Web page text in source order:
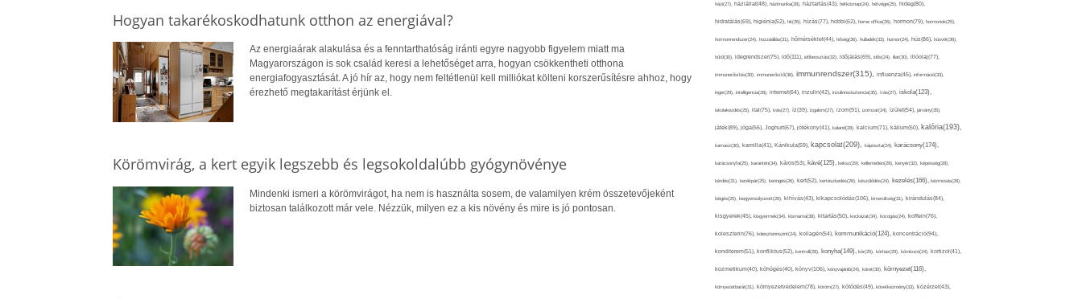
Hogyan takarékoskodhatunk otthon az energiával?
Az energiaárak alakulása és a fenntarthatóság iránti egyre nagyobb figyelem miatt ma
Magyarországon is sok család keresi a lehetőséget arra, hogyan csökkentheti otthona
energiafogyasztását. A jó hír az, hogy nem feltétlenül kell milliókat költeni korszerűsítésre ahhoz, hogy
érezhető megtakarítást érjünk el.
Körömvirág, a kert egyik legszebb és legsokoldalúbb gyógynövénye
Mindenki ismeri a körömvirágot, ha nem is használta sosem, de valamilyen krém összetevőjeként
biztosan találkozott már vele. Nézzük, milyen ez a kis növény és mire is jó pontosan.
házi(27), háziállat(48), házimunka(28), háztartás(43), hétköznap(24), hétvége(25), hideg(80),
hidratálás(69), higiénia(52), hit(26), hízás(77), hobbi(62), home office(26), hormon(79), hormonok(25),
hormonrendszer(24), hozzáállás(31), hőmérséklet(44), hőség(36), hulladék(33), humor(24), hús(86), húsvét(36),
hűtő(30), idegrendszer(75), idő(111), időbeosztás(32), időjárás(69), idős(24), illat(30), illóolaj(77),
immunerősítés(30), immunerősítő(36), immunrendszer(315), influenza(45), információ(33),
inger(29), intelligencia(28), internet(64), inzulin(42), inzulinrezisztencia(35), írás(27), iskola(123),
iskolakezdés(25), ital(75), ivás(27), íz(39), izgalom(27), izom(91), izomzat(24), ízület(54), járvány(35),
játék(89), jóga(56), Joghurt(67), jótékony(41), kaland(28), kalcium(71), kálium(50), kalória(193),
kamasz(30), kamilla(41), Kánikula(59), kapcsolat(209), káposzta(24), karácsony(174),
karácsonyfa(25), karantén(34), káros(53), kávé(125), keksz(29), kellemetlen(29), kenyér(32), képesség(28),
kérdés(31), kerékpár(25), keringés(26), kert(52), kertészkedés(26), készülődés(24), kezelés(166), kézmosás(28),
kiégés(25), kiegyensúlyozott(26), kihívás(43), kikapcsolódás(106), kimerültség(31), kirándulás(84),
kisgyerek(45), kisgyermek(34), kismama(38), kitartás(50), kockázat(34), kocogás(24), koffein(76),
koleszterin(76), koleszterinszint(24), kollagén(54), kommunikáció(124), koncentráció(94),
konditerem(51), konfliktus(52), kontroll(28), konyha(149), kór(25), kórház(29), kórokozó(24), kortizol(41),
kozmetikum(40), köhögés(40), könyv(106), könyvajánló(24), köret(30), környezet(116),
környezetbarát(31), környezetvédelem(78), köröm(27), kötődés(49), következmény(33), közérzet(43),